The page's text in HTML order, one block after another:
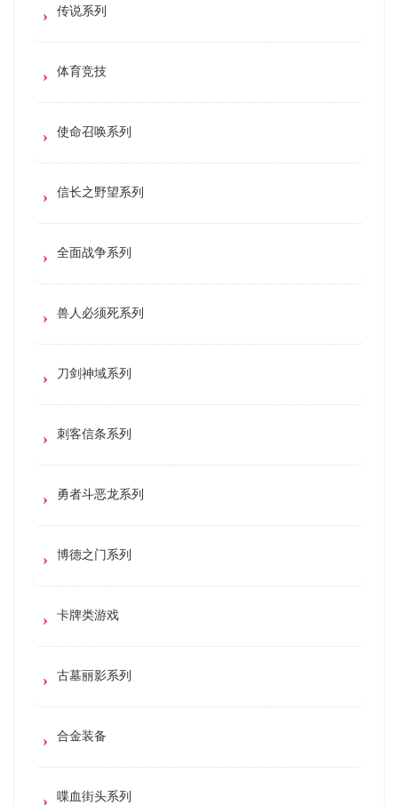
传说系列
体育竞技
使命召唤系列
信长之野望系列
全面战争系列
兽人必须死系列
刀剑神域系列
刺客信条系列
勇者斗恶龙系列
博德之门系列
卡牌类游戏
古墓丽影系列
合金装备
喋血街头系列